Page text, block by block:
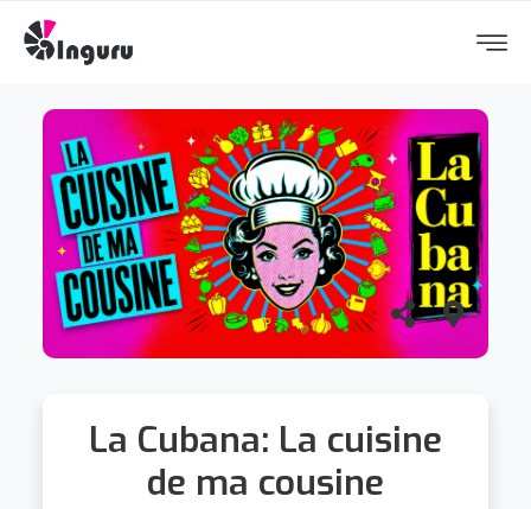
La Cubana: La cuisine
de ma cousine